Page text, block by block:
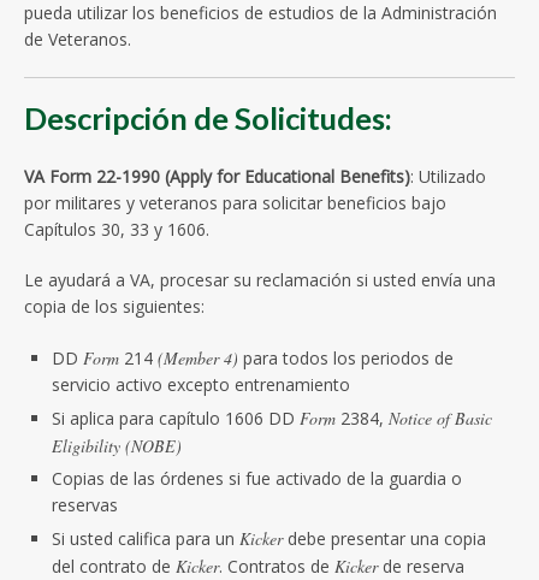
pueda utilizar los beneficios de estudios de la Administración
de Veteranos.
Descripción de Solicitudes:
VA Form 22-1990 (Apply for Educational Benefits): Utilizado
por militares y veteranos para solicitar beneficios bajo
Capítulos 30, 33 y 1606.
Le ayudará a VA, procesar su reclamación si usted envía una
copia de los siguientes:
DD Form 214 (Member 4) para todos los periodos de
servicio activo excepto entrenamiento
Si aplica para capítulo 1606 DD Form 2384, Notice of Basic
Eligibility (NOBE)
Copias de las órdenes si fue activado de la guardia o
reservas
Si usted califica para un Kickerdebe presentar una copia
del contrato de Kicker. Contratos de Kickerde reserva